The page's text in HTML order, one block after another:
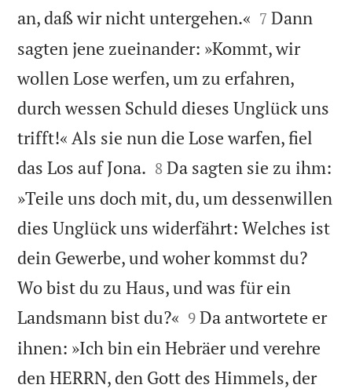
an, daß wir nicht untergehen.« 

7 Dann
sagten jene zueinander: »Kommt, wir
wollen Lose werfen, um zu erfahren,
durch wessen Schuld dieses Unglück uns
trifft!« Als sie nun die Lose warfen, fiel
das Los auf Jona. 

8 Da sagten sie zu ihm:
»Teile uns doch mit, du, um dessenwillen
dies Unglück uns widerfährt: Welches ist
dein Gewerbe, und woher kommst du?
Wo bist du zu Haus, und was für ein
Landsmann bist du?« 

9 Da antwortete er
ihnen: »Ich bin ein Hebräer und verehre
den HERRN, den Gott des Himmels, der